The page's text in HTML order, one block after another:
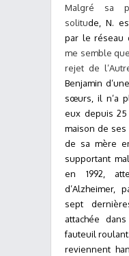
Malgré sa
solitude, N.
par le réseau
me semble
rejet de
Benjamin
sœurs, il n’a
eux depuis
maison de ses
de sa mère
supportant
en 1992,
d’Alzheimer,
sept
attachée
fauteuil
reviennent